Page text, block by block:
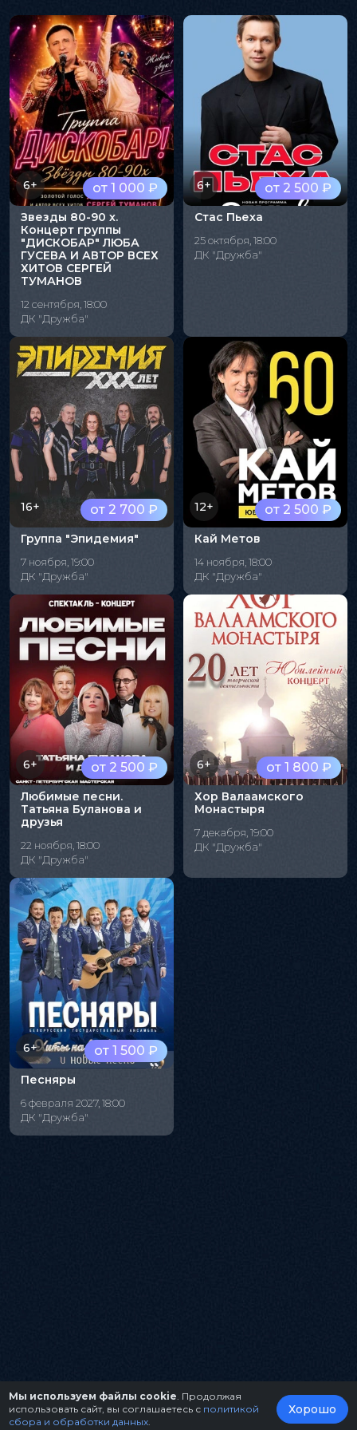
от 1 000 ₽
6+
Звезды 80-90 х.
Концерт группы
"ДИСКОБАР" ЛЮБА
ГУСЕВА И АВТОР ВСЕХ
ХИТОВ СЕРГЕЙ
ТУМАНОВ
12 сентября, 18:00
ДК "Дружба"
от 2 500 ₽
6+
Стас Пьеха
25 октября, 18:00
ДК "Дружба"
от 2 700 ₽
16+
Группа "Эпидемия"
7 ноября, 19:00
ДК "Дружба"
от 2 500 ₽
12+
Кай Метов
14 ноября, 18:00
ДК "Дружба"
от 2 500 ₽
6+
Любимые песни.
Татьяна Буланова и
друзья
22 ноября, 18:00
ДК "Дружба"
от 1 800 ₽
6+
Хор Валаамского
Монастыря
7 декабря, 19:00
ДК "Дружба"
от 1 500 ₽
6+
Песняры
6 февраля 2027, 18:00
ДК "Дружба"
Мы используем файлы cookie . Продолжая
использовать сайт, вы соглашаетесь с политикой
сбора и обработки данных
Хорошо